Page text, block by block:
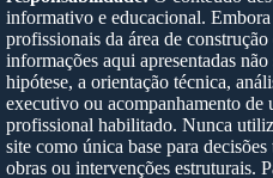
informativo e educacional.
profissionais da área de construção
informações aqui apresentadas
hipótese, a orientação técnica,
executivo ou acompanhamento de
profissional habilitado. Nunca
site como única base para
obras ou intervenções estruturais.